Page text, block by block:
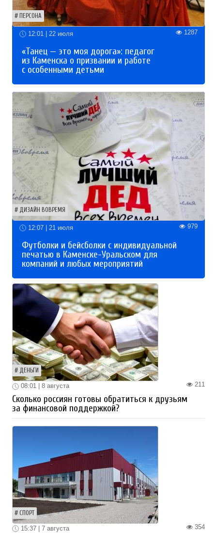
ПЕРСОНА
12:01 | 22 июля 1287
«Танец — это моя дорога»: педагог
из Каменска о призвании и работе
с особенными детьми
ДИЗАЙН ВОВРЕМЯ
12:07 | 21 июля 979
Футболки и бейсболки с индивидуальной
печатью в Каменске-Уральском для
компаний и любых мероприятий
ДЕНЬГИ
211
08:01 | 8 августа
Сколько россиян готовы обратиться к друзьям
за финансовой поддержкой?
СПОРТ
354
15:37 | 7 августа